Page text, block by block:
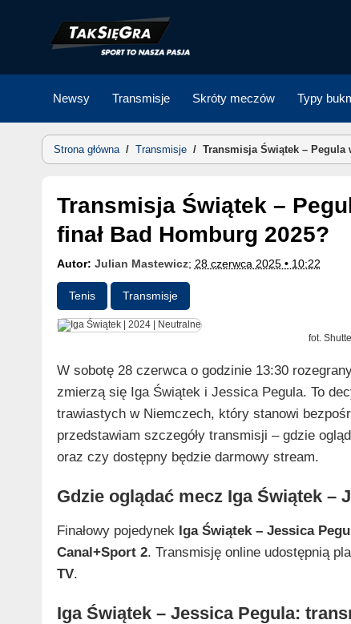
Newsy Transmisje Skróty meczów Typy
Strona główna/ Transmisje / Transmisja Świątek – Pegula
Transmisja Świątek – Pegula w TV i online. Gdzie oglądać
finał Bad Homburg 2025?
Autor: Julian Mastewicz; 28 czerwca 2025 • 10:22
Tenis Transmisje
fot.
W sobotę 28 czerwca o godzinie 13:30
zmierzą się Iga Świątek i Jessica Pegula. To
trawiastych w Niemczech, który stanowi
przedstawiam szczegóły transmisji – gdzie
oraz czy dostępny będzie darmowy stream.
Gdzie oglądać mecz Iga Świątek –
Finałowy pojedynek Iga Świątek – Jessica
Canal+Sport 2. Transmisję online udostępnią
TV.
Iga Świątek – Jessica Pegula: